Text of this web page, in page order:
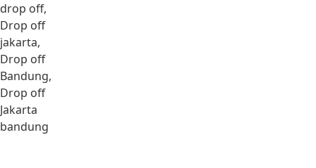
drop off,
Drop off
jakarta,
Drop off
Bandung,
Drop off
Jakarta
bandung